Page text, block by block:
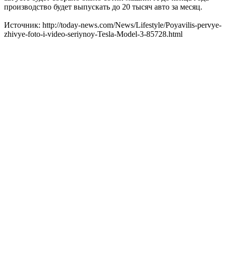
производство будет выпускать до 20 тысяч авто за месяц.
Источник: http://today-news.com/News/Lifestyle/Poyavilis-pervye-
zhivye-foto-i-video-seriynoy-Tesla-Model-3-85728.html